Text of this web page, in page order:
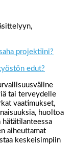
projektiini?
edut?
tai terveydelle
vaatimukset,
huoltoa
hätätilanteessa
aiheuttamat
keskeisimpiin